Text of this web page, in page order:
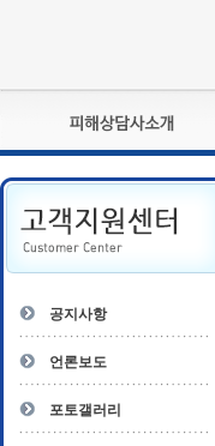
피해상담사란?
자격관리규정
상담사 자격증 확인
- 피해상담사 1급
- 전문수련감독자
- 전문수련기관
공지사항
언론보도
포토갤러리